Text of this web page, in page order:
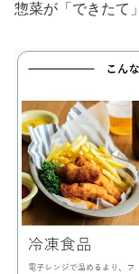
惣菜が「できたて